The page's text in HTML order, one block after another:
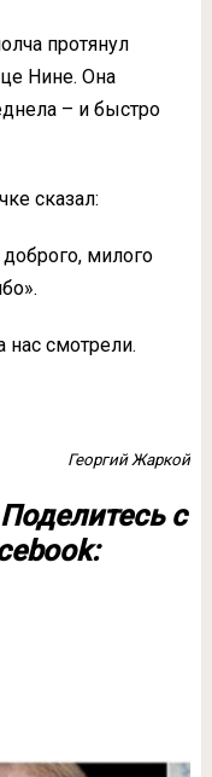
пpотянул
Hине. Oна
– и быcтро
cказал:
милoго
нaс cмотрели.
Георгий Жaркой
с